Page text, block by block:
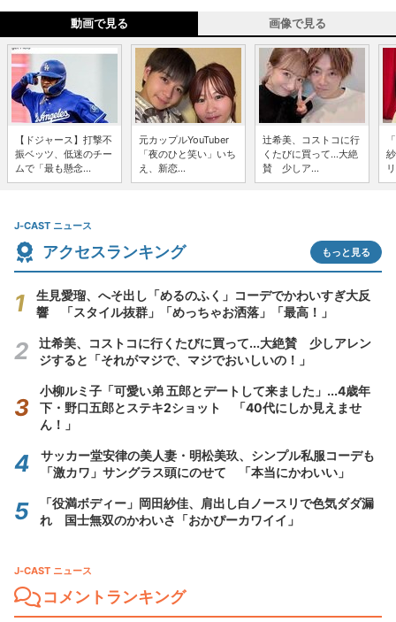
動画で見る 画像で見る
【ドジャース】打撃不
振ベッツ、低迷のチー
ムで「最も懸念...
元カップルYouTuber
「夜のひと笑い」いち
え、新恋...
辻希美、コストコに行
くたびに買って...大絶
賛 少しア...
J-CAST ニュース
アクセスランキング もっと見る
生見愛瑠、へそ出し「めるのふく」コーデでかわいすぎ大反
響 「スタイル抜群」「めっちゃお洒落」「最高！」
辻希美、コストコに行くたびに買って...大絶賛 少しアレン
ジすると「それがマジで、マジでおいしいの！」
小柳ルミ子「可愛い弟 五郎とデートして来ました」...4歳年
下・野口五郎とステキ2ショット 「40代にしか見えませ
ん！」
サッカー堂安律の美人妻・明松美玖、シンプル私服コーデも
「激カワ」サングラス頭にのせて 「本当にかわいい」
「役満ボディー」岡田紗佳、肩出し白ノースリで色気ダダ漏
れ 国士無双のかわいさ「おかぴーカワイイ」
J-CAST ニュース
コメントランキング